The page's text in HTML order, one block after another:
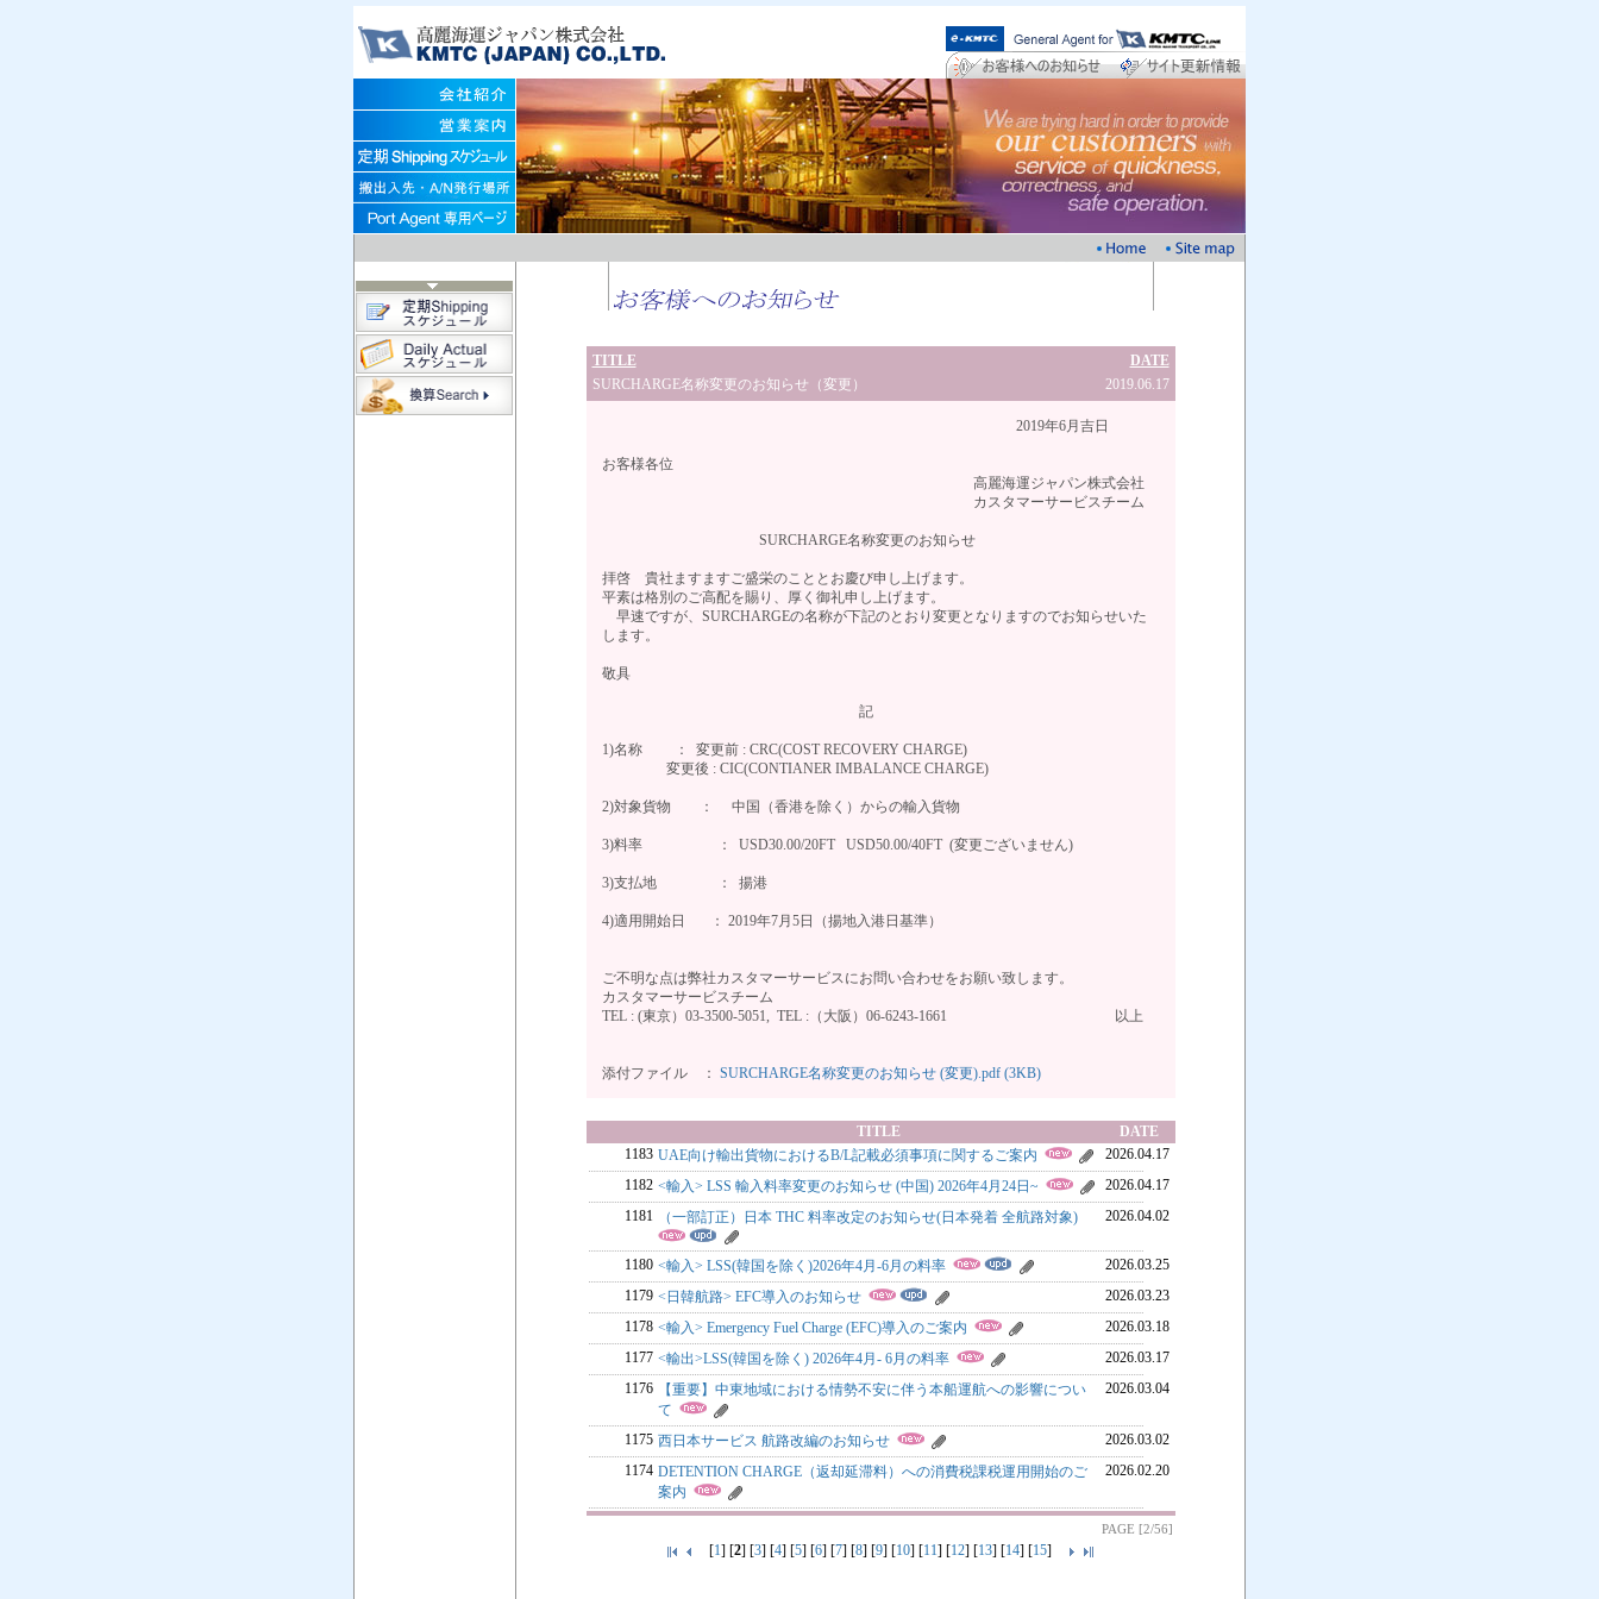
TITLE
DATE
SURCHARGE名称変更のお知らせ（変更）
2019.06.17
2019年6月吉日
お客様各位
高麗海運ジャパン株式会社
カスタマーサービスチーム
SURCHARGE名称変更のお知らせ
拝啓 貴社ますますご盛栄のこととお慶び申し上げます。
平素は格別のご高配を賜り、厚く御礼申し上げます。
早速ですが、SURCHARGEの名称が下記のとおり変更となりますのでお知らせいた
します。
敬具
記
1)名称 ： 変更前 : CRC(COST RECOVERY CHARGE)
変更後 : CIC(CONTIANER IMBALANCE CHARGE)
2)対象貨物 ： 中国（香港を除く）からの輸入貨物
3)料率 ： USD30.00/20FT USD50.00/40FT (変更ございません)
3)支払地 ： 揚港
4)適用開始日 ： 2019年7月5日（揚地入港日基準）
ご不明な点は弊社カスタマーサービスにお問い合わせをお願い致します。
カスタマーサービスチーム
TEL : (東京）03-3500-5051, TEL :（大阪）06-6243-1661 以上
添付ファイル ： SURCHARGE名称変更のお知らせ (変更).pdf (3KB)
TITLE
DATE
1183 UAE向け輸出貨物におけるB/L記載必須事項に関するご案内
2026.04.17
1182 <輸入> LSS 輸入料率変更のお知らせ (中国) 2026年4月24日~
2026.04.17
1181
（一部訂正）日本 THC 料率改定のお知らせ(日本発着 全航路対象) 2026.04.02
1180 <輸入> LSS(韓国を除く)2026年4月-6月の料率
2026.03.25
1179 <日韓航路> EFC導入のお知らせ
2026.03.23
1178 <輸入> Emergency Fuel Charge (EFC)導入のご案内
2026.03.18
1177 <輸出>LSS(韓国を除く) 2026年4月- 6月の料率
2026.03.17
1176
【重要】中東地域における情勢不安に伴う本船運航への影響につい
て
2026.03.04
1175 西日本サービス 航路改編のお知らせ
2026.03.02
1174 DETENTION CHARGE（返却延滞料）への消費税課税運用開始のご
案内
2026.02.20
PAGE [2/56]
[1] [2] [3] [4] [5] [6] [7] [8] [9] [10] [11] [12] [13] [14] [15]